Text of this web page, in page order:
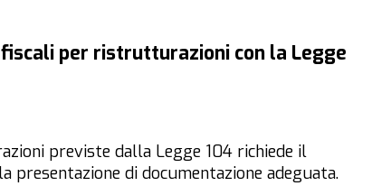
per ristrutturazioni con la Legge
previste dalla Legge 104 richiede il
presentazione di documentazione adeguata.